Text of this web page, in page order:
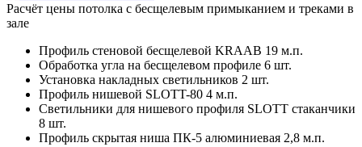
Расчёт цены потолка с бесщелевым примыканием и треками в
зале
Профиль стеновой бесщелевой KRAAB 19 м.п.
Обработка угла на бесщелевом профиле 6 шт.
Установка накладных светильников 2 шт.
Профиль нишевой SLOTT-80 4 м.п.
Светильники для нишевого профиля SLOTT стаканчики
8 шт.
Профиль скрытая ниша ПК-5 алюминиевая 2,8 м.п.